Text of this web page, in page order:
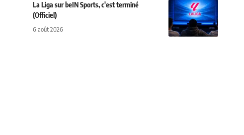
La Liga sur beIN Sports, c'est terminé
(Officiel)
6 août 2026